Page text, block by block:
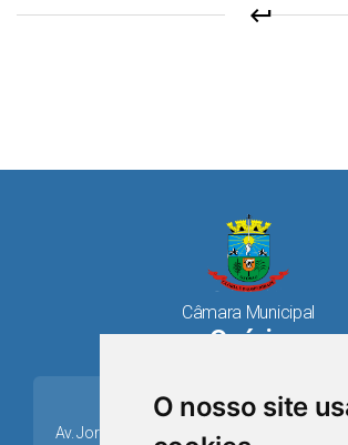
O nosso site
keyboard_return
Câmara Municipal
Osório
place
Av. Jorge Dariva, 1211, Centro CEP: